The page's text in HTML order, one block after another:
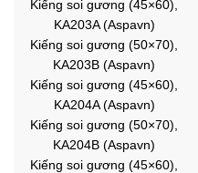
Kiếng soi gương (45×60),
KA203A (Aspavn)
Kiếng soi gương (50×70),
KA203B (Aspavn)
Kiếng soi gương (45×60),
KA204A (Aspavn)
Kiếng soi gương (50×70),
KA204B (Aspavn)
Kiếng soi gương (45×60),